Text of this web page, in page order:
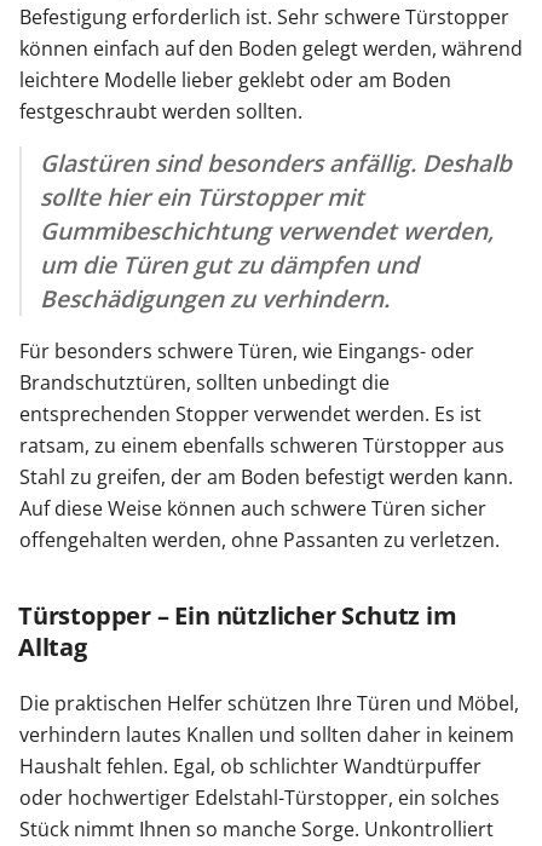
Befestigung erforderlich ist. Sehr schwere Türstopper
können einfach auf den Boden gelegt werden, während
leichtere Modelle lieber geklebt oder am Boden
festgeschraubt werden sollten.
Glastüren sind besonders anfällig. Deshalb
sollte hier ein Türstopper mit
Gummibeschichtung verwendet werden,
um die Türen gut zu dämpfen und
Beschädigungen zu verhindern.
Für besonders schwere Türen, wie Eingangs- oder
Brandschutztüren, sollten unbedingt die
entsprechenden Stopper verwendet werden. Es ist
ratsam, zu einem ebenfalls schweren Türstopper aus
Stahl zu greifen, der am Boden befestigt werden kann.
Auf diese Weise können auch schwere Türen sicher
offengehalten werden, ohne Passanten zu verletzen.
Türstopper – Ein nützlicher Schutz im
Alltag
Die praktischen Helfer schützen Ihre Türen und Möbel,
verhindern lautes Knallen und sollten daher in keinem
Haushalt fehlen. Egal, ob schlichter Wandtürpuffer
oder hochwertiger Edelstahl-Türstopper, ein solches
Stück nimmt Ihnen so manche Sorge. Unkontrolliert